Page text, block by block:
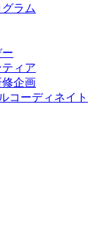
ラム
ィア
企画
コーディネイト